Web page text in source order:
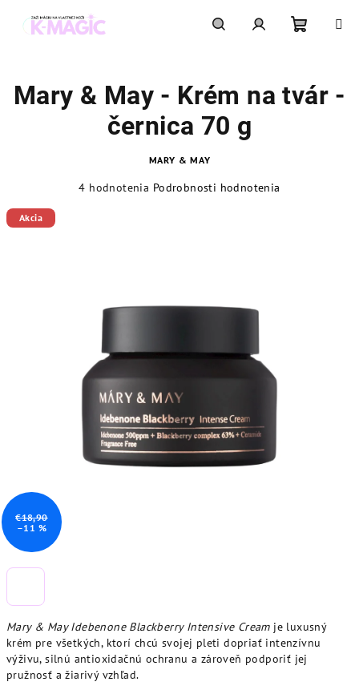
košík
Mary & May Idebenone Blackberry Intensive Creamje luxusný
krém pre všetkých, ktorí chcú svojej pleti dopriať intenzívnu
výživu, silnú antioxidačnú ochranu a zároveň podporiť jej
pružnosť a žiarivý vzhľad.
Mary & May - Krém na tvár -
černica 70 g
MARY & MAY
produktu
4 hodnotenia Podrobnosti hodnotenia
Akcia
€18,90
–11 %